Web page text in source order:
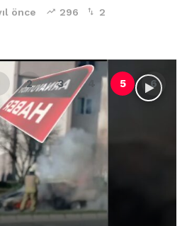
önce 296 2